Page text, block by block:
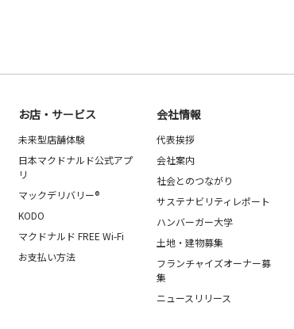
お店・サービス
未来型店舗体験
日本マクドナルド公式アプ
リ
マックデリバリー®
KODO
マクドナルド FREE Wi-Fi
お支払い方法
会社情報
代表挨拶
会社案内
社会とのつながり
サステナビリティレポート
ハンバーガー大学
土地・建物募集
フランチャイズオーナー募
集
ニュースリリース